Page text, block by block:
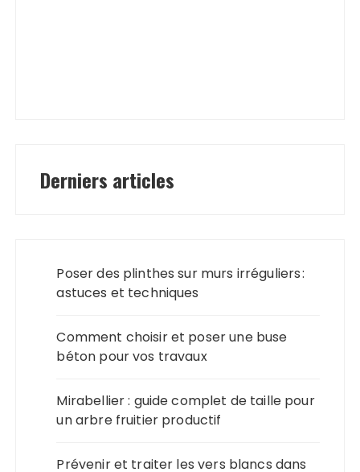
Derniers articles
Poser des plinthes sur murs irréguliers :
astuces et techniques
Comment choisir et poser une buse
béton pour vos travaux
Mirabellier : guide complet de taille pour
un arbre fruitier productif
Prévenir et traiter les vers blancs dans